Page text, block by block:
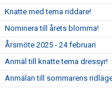
Knatte med tema riddare!
Nominera till årets blomma!
Årsmöte 2025 - 24 februari
Anmäl till knatte tema dressyr!
Anmälan till sommarens